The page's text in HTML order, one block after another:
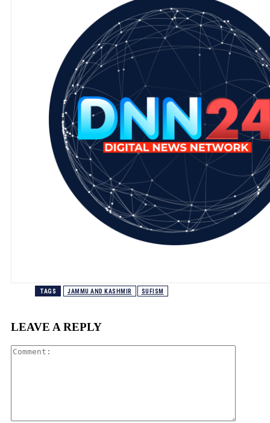
TAGS JAMMU AND KASHMIR SUFISM
LEAVE A REPLY